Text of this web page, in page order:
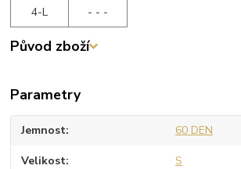
4-L
- - -
Původ zboží
Parametry
Jemnost 60 DEN
Velikost S